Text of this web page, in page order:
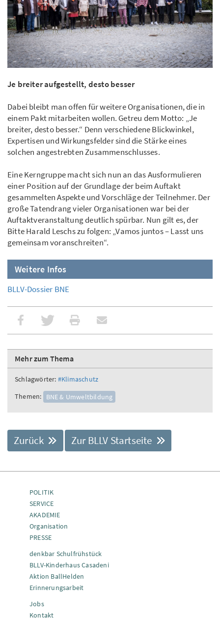
Je breiter aufgestellt, desto besser
Dabei bleibt man offen für weitere Organisationen, die in
einem Pakt mitarbeiten wollen. Getreu dem Motto: „Je
breiter, desto besser.“ Denn verschiedene Blickwinkel,
Expertisen und Wirkungsfelder sind die Stärke eines
solchen angestrebten Zusammenschlusses.
Eine Kerngruppe macht sich nun an das Ausformulieren
einer Position auf der Grundlage der beim Auftakt
gesammelten Aspekte und Vorschläge der Teilnehmer. Der
große Tatendrang vieler Organisationen war bei der
Auftaktveranstaltung deutlich spürbar. Nun gilt es, der
Bitte Harald Leschs zu folgen: „Vamos juntos – Lasst uns
gemeinsam voranschreiten“.
Weitere Infos
BLLV-Dossier BNE
Mehr zum Thema
Schlagwörter: #Klimaschutz
Themen:
BNE & Umweltbildung
Zurück Zur BLLV Startseite
POLITIK
SERVICE
AKADEMIE
Organisation
PRESSE
denkbar Schulfrühstück
BLLV-Kinderhaus Casadeni
Aktion BallHelden
Erinnerungsarbeit
Jobs
Kontakt